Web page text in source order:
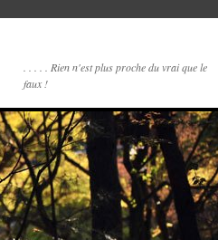
. . . . . Rien n'est plus proche du vrai que le
faux !